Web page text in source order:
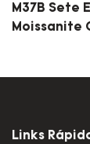
M37B Sete
Moissanite
Links